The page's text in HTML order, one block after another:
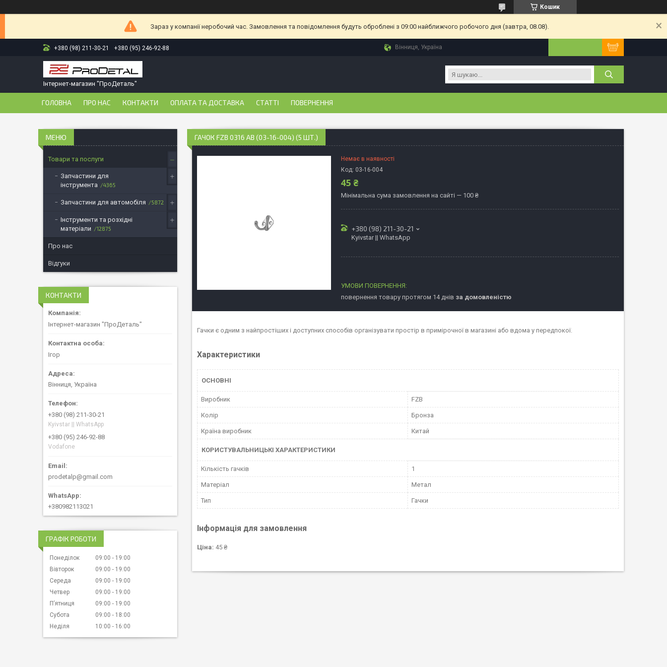
Кошик
Зараз у компанії неробочий час. Замовлення та повідомлення будуть оброблені з 09:00 найближчого робочого дня (завтра, 08.08).
+380 (98) 211-30-21 +380 (95) 246-92-88 Вінниця, Україна
Інтернет-магазин "ПроДеталь"
ГОЛОВНА ПРО НАС КОНТАКТИ ОПЛАТА ТА ДОСТАВКА СТАТТІ ПОВЕРНЕННЯ
ГАЧОК FZB 0316 АВ (03-16-004) (5 ШТ.)
Немає в наявності
Код: 03-16-004
45 ₴
Мінімальна сума замовлення на сайті — 100 ₴
+380 (98) 211-30-21
Kyivstar || WhatsApp
повернення товару протягом 14 днів за домовленістю
Гачки є одним з найпростіших і доступних способів організувати простір в примірочної в магазині або вдома у передпокої.
Характеристики
ОСНОВНІ
Виробник FZB
Колір Бронза
Країна виробник Китай
КОРИСТУВАЛЬНИЦЬКІ ХАРАКТЕРИСТИКИ
Кількість гачків 1
Матеріал Метал
Тип Гачки
Інформація для замовлення
Ціна: 45 ₴
Товари та послуги
Запчастини для
інструмента
4365
Запчастини для автомобіля 5872
Інструменти та розхідні
матеріали
12875
Про нас
Відгуки
КОНТАКТИ
Інтернет-магазин "ПроДеталь"
Ігор
Вінниця, Україна
+380 (98) 211-30-21
Kyivstar || WhatsApp
+380 (95) 246-92-88
Vodafone
prodetalp@gmail.com
+380982113021
ГРАФІК РОБОТИ
Понеділок 09:00
19:00
Вівторок
09:00
19:00
Середа
09:00
19:00
Четвер
09:00
19:00
Пʼятниця
09:00
19:00
Субота
09:00
18:00
Неділя
10:00 16:00